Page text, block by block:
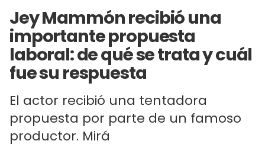
Jey Mammón recibió una
importante propuesta
laboral: de qué se trata y cuál
fue su respuesta
El actor recibió una tentadora
propuesta por parte de un famoso
productor. Mirá